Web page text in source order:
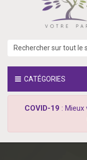
CATÉGORIES
COVID-19 : Mieux